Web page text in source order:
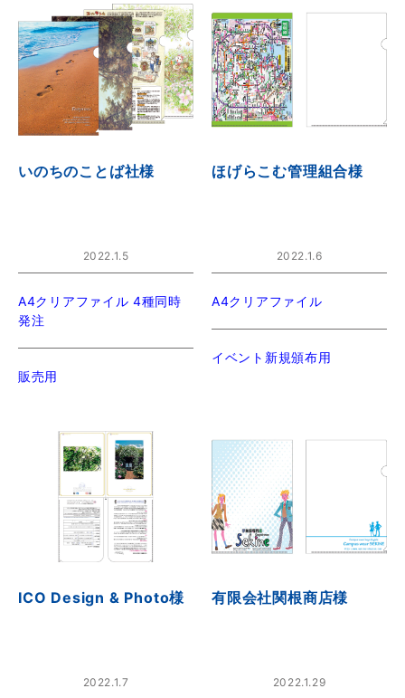
いのちのことば社様
2022.1.5
A4クリアファイル 4種同時
発注
販売用
ほげらこむ管理組合様
2022.1.6
A4クリアファイル
イベント新規頒布用
ICO Design & Photo様
2022.1.7
有限会社関根商店様
2022.1.29